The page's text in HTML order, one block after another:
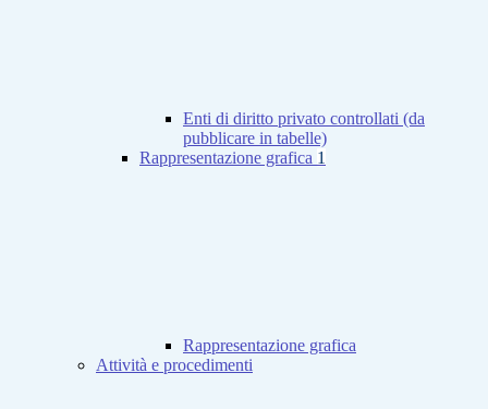
Enti di diritto privato controllati (da
pubblicare in tabelle)
Rappresentazione grafica 1
Rappresentazione grafica
Attività e procedimenti